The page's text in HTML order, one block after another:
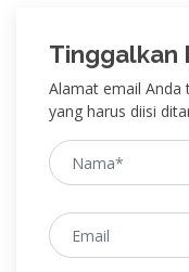
Tinggalkan
Alamat email Anda
yang harus diisi